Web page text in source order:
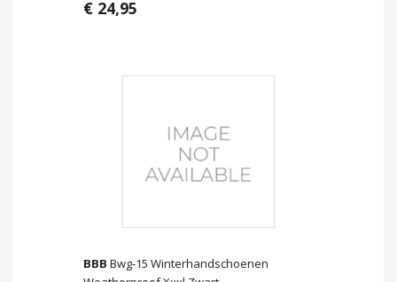
€ 24,95
BBB Bwg-15 Winterhandschoenen